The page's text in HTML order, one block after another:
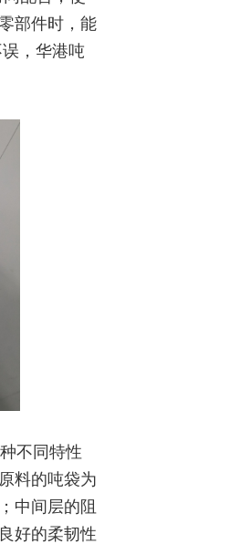
部件时，能
，华港吨
不同特性
料的吨袋为
中间层的阻
好的柔韧性